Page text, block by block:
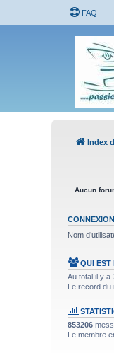
FAQ
Index
Aucun
CONNEXION
Nom
QUI EST
Au total il y a
Le record du
853206
Le membre